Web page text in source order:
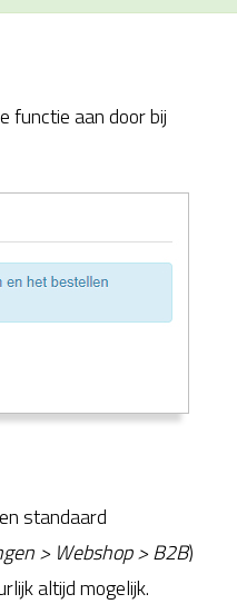
functie aan door bij
standaard
> Webshop > B2B)
altijd mogelijk.